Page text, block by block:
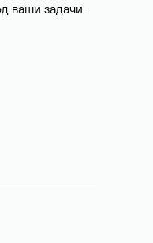
ваши задачи.